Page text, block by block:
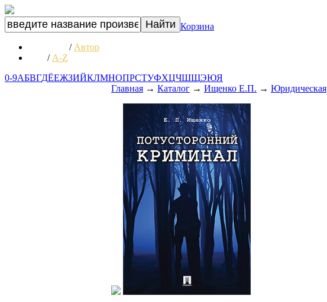
Корзина
/ Автор
/ A-Z
0-9АБВГДЁЕЖЗИЙКЛМНОПРСТУФХЦЧШЩЭЮЯ
Главная → Каталог → Ищенко Е.П. → Юридическая